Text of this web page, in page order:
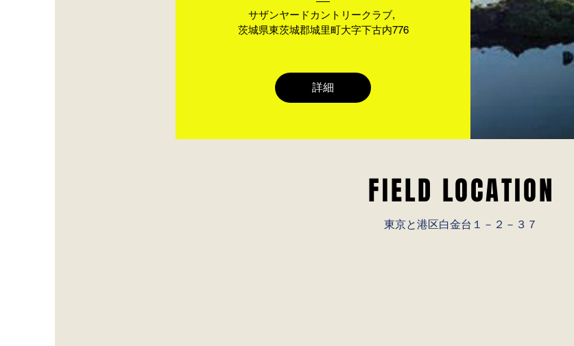
サザンヤードカントリークラブ,
茨城県東茨城郡城里町大字下古内776
詳細
FIELD LOCATION
​東京と港区白金台１－２－３７